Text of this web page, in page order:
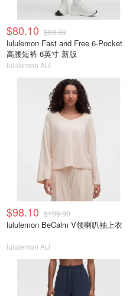
$80.10 $89.00
lululemon Fast and Free 6-Pocket
高腰短裤 6英寸 新版
lululemon AU
$98.10 $109.00
lululemon BeCalm V领喇叭袖上衣
lululemon AU